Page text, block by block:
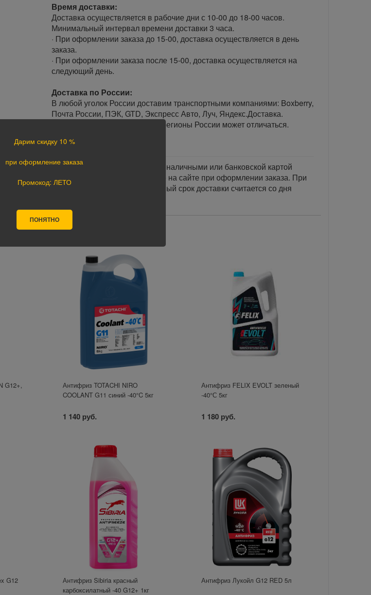
Время доставки:
Доставка осуществляется в рабочие дни с 10-00 до 18-00 часов.
Минимальный интервал времени доставки 3 часа.
· При оформлении заказа до 15-00, доставка осуществляется в день
заказа.
· При оформлении заказа после 15-00, доставка осуществляется на
следующий день.
Доставка по России:
В любой уголок России доставим транспортными компаниями: Boxberry,
Почта России, ПЭК, GTD, Экспресс Авто, Луч, Яндекс.Доставка.
Стоимость доставки в разные регионы России может отличаться.
Оплата
Оплата заказа осуществляется наличными или банковской картой
курьеру при получении, а также на сайте при оформлении заказа. При
оплате картой на сайте указанный срок доставки считается со дня
G12+,
Антифриз TOTACHI NIRO
COOLANT G11 синий -40°C 5кг
1 140 руб.
Антифриз FELIX EVOLT зеленый
-40°С 5кг
1 180 руб.
G12
Антифриз Sibiria красный
карбоксилатный -40 G12+ 1кг
Антифриз Лукойл G12 RED 5л
Дарим скидку 10 %
при оформление заказа
Промокод: ЛЕТО
ПОНЯТНО